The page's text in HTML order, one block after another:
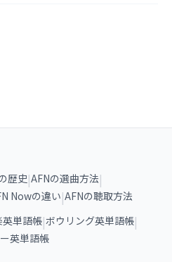
歴史|AFNの選曲方法|
Nowの違い|AFNの聴取方法
英単語帳|ボウリング英単語帳|
英単語帳